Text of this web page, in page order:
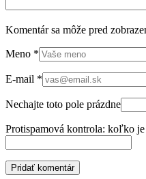
Komentár sa môže pred
Meno *
E-mail *
Nechajte toto pole prázdne
Protispamová kontrola: koľko